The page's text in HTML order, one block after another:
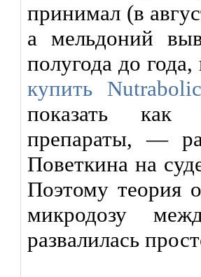
принимал (в
а мельдоний
полугода до
купить
показать как
препараты, —
Поветкина на
Поэтому теория
микродозу
развалилась